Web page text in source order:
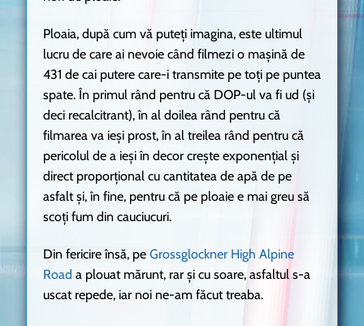
Ploaia, după cum vă puteți imagina, este ultimul
lucru de care ai nevoie când filmezi o mașină de
431 de cai putere care-i transmite pe toți pe puntea
spate. În primul rând pentru că DOP-ul va fi ud (și
deci recalcitrant), în al doilea rând pentru că
filmarea va ieși prost, în al treilea rând pentru că
pericolul de a ieși în decor crește exponențial și
direct proporțional cu cantitatea de apă de pe
asfalt și, în fine, pentru că pe ploaie e mai greu să
scoți fum din cauciucuri.
Din fericire însă, pe Grossglockner High Alpine
Road a plouat mărunt, rar și cu soare, asfaltul s-a
uscat repede, iar noi ne-am făcut treaba.